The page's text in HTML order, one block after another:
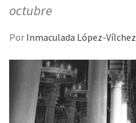
octubre
Por Inmaculada López-Vílchez